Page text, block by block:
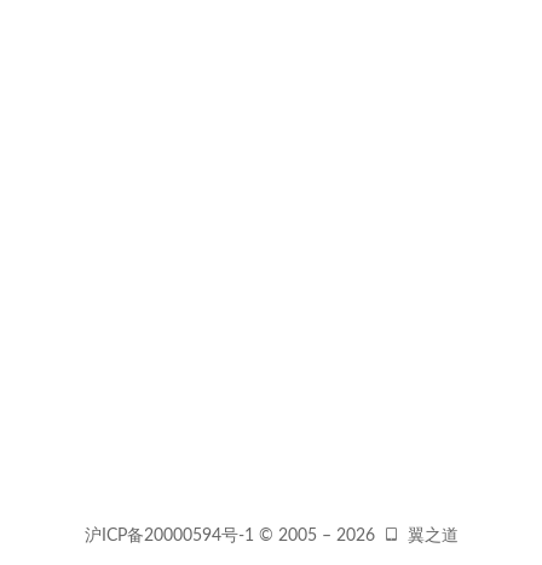
沪ICP备20000594号-1 © 2005 – 2026 翼之道